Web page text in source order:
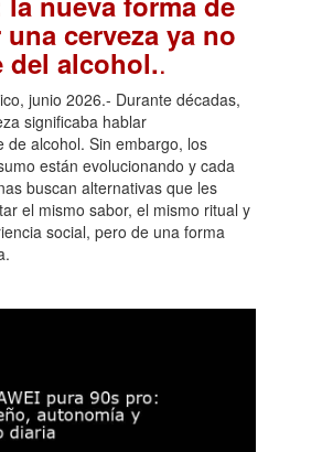
cerveza ya no
del alcohol..
junio 2026.- Durante décadas,
significaba hablar
de alcohol. Sin embargo, los
están evolucionando y cada
buscan alternativas que les
el mismo sabor, el mismo ritual y
social, pero de una forma